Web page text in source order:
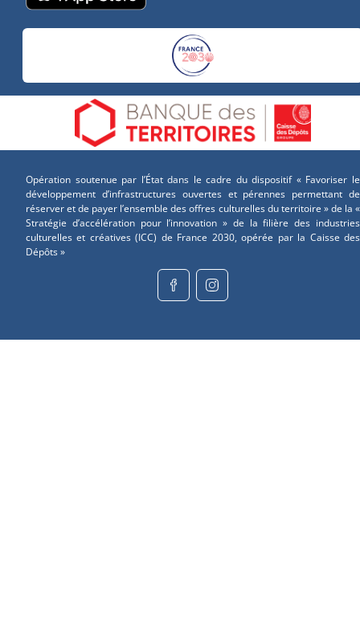
Opération soutenue par l’État dans le cadre du dispositif « Favoriser le
développement d’infrastructures ouvertes et pérennes permettant de
réserver et de payer l’ensemble des offres culturelles du territoire » de la «
Stratégie d’accélération pour l’innovation » de la filière des industries
culturelles et créatives (ICC) de France 2030, opérée par la Caisse des
Dépôts »